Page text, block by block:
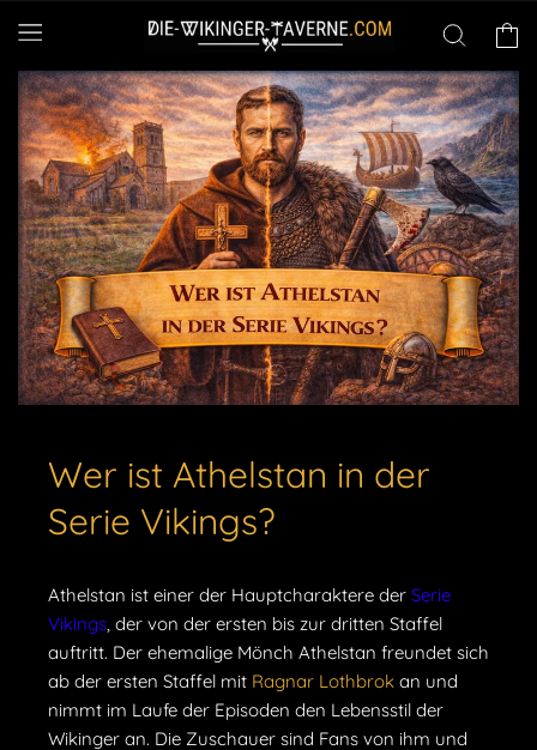
zum
Inhalt
Wer ist Athelstan in der
Serie Vikings?
Athelstan ist einer der Hauptcharaktere der Serie
Vikings, der von der ersten bis zur dritten Staffel
auftritt. Der ehemalige Mönch Athelstan freundet sich
ab der ersten Staffel mit Ragnar Lothbrok an und
nimmt im Laufe der Episoden den Lebensstil der
Wikinger an. Die Zuschauer sind Fans von ihm und